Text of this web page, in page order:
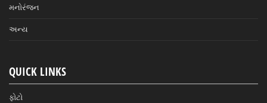
મનોરંજન
અન્ય
QUICK LINKS
ફોટો